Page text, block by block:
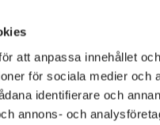
att anpassa innehållet
för sociala medier och
identifierare och
annons- och